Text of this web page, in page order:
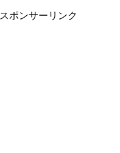
スポンサーリンク